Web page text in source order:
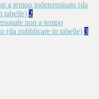
a tempo indeterminato (da
tabelle) 2
non a tempo
(da pubblicare in tabelle) 3